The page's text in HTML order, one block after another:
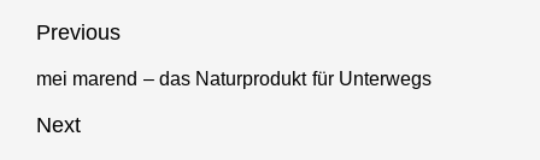
Beitragsnavigation
Previous
Previous
mei marend – das Naturprodukt für Unterwegs
Next